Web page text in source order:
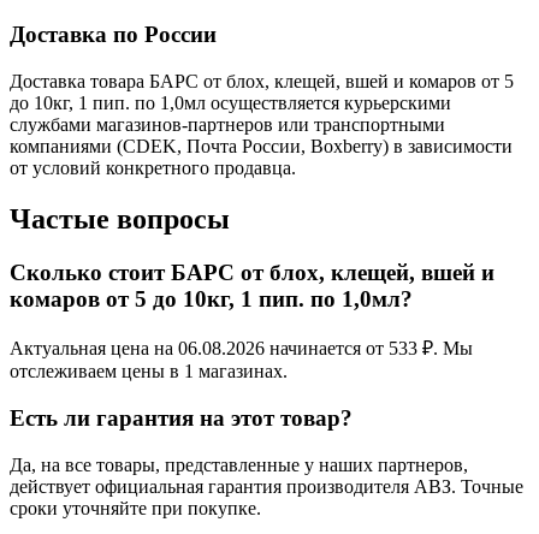
Доставка по России
Доставка товара БАРС от блох, клещей, вшей и комаров от 5
до 10кг, 1 пип. по 1,0мл осуществляется курьерскими
службами магазинов-партнеров или транспортными
компаниями (CDEK, Почта России, Boxberry) в зависимости
от условий конкретного продавца.
Частые вопросы
Сколько стоит БАРС от блох, клещей, вшей и
комаров от 5 до 10кг, 1 пип. по 1,0мл?
Актуальная цена на 06.08.2026 начинается от 533 ₽. Мы
отслеживаем цены в 1 магазинах.
Есть ли гарантия на этот товар?
Да, на все товары, представленные у наших партнеров,
действует официальная гарантия производителя АВЗ. Точные
сроки уточняйте при покупке.